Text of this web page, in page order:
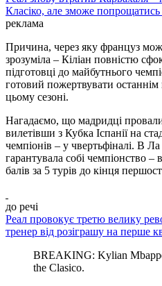
Класіко, але зможе
реклама
Причина, через яку француз
зрозуміла – Кіліан повністю
підготовці до майбутнього
готовий пожертвувати
цьому сезоні.
Нагадаємо, що мадридці
вилетівши з Кубка Іспанії на
чемпіонів – у чвертьфіналі. В
гарантувала собі чемпіонство –
балів за 5 турів до кінця
до речі
Реал провокує третю велику
тренер від розіграшу на перше
BREAKING: Kylian
the Clasico.